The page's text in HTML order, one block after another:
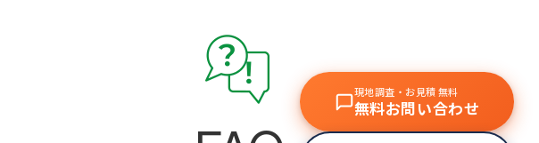
現地調査・お見積 無料
無料お問い合わせ